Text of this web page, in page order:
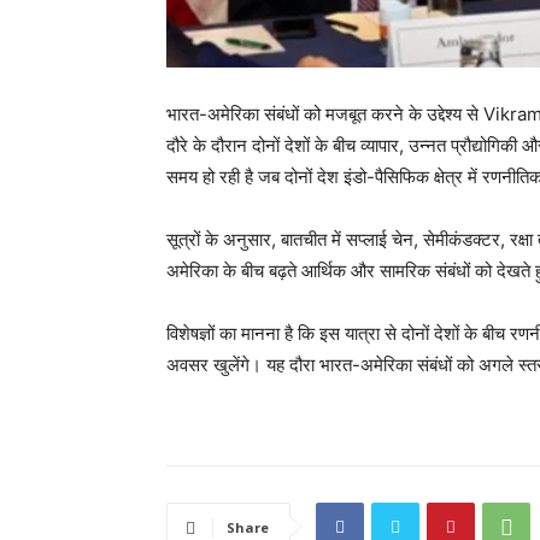
भारत-अमेरिका संबंधों को मजबूत करने के उद्देश्य से
दौरे के दौरान दोनों देशों के बीच व्यापार, उन्नत
समय हो रही है जब दोनों देश इंडो-पैसिफिक क्षेत्र में
सूत्रों के अनुसार, बातचीत में सप्लाई चेन, सेमीकंडक्टर,
अमेरिका के बीच बढ़ते आर्थिक और सामरिक संबंधों को देखते
विशेषज्ञों का मानना है कि इस यात्रा से दोनों देशों के बीच
अवसर खुलेंगे। यह दौरा भारत-अमेरिका संबंधों को अगले
Share